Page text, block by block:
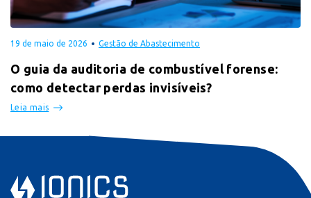
19 de maio de 2026 Gestão de Abastecimento
O guia da auditoria de combustível forense:
como detectar perdas invisíveis?
Leia mais